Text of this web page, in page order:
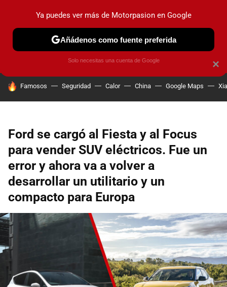
PRUEBAS COCHES ELÉCTRICOS OBSERVATORIO
HOY SE HABLA DE
Famosos Seguridad Calor China Google Maps
Ford se cargó al Fiesta y al Focus
para vender SUV eléctricos. Fue un
error y ahora va a volver a
desarrollar un utilitario y un
compacto para Europa
×
Ya puedes ver más de Motorpasion en Google
Añádenos como fuente preferida
Solo necesitas una cuenta de Google